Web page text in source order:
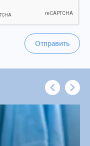
Отправить